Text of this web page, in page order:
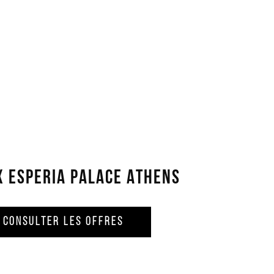
ESPERIA PALACE ATHENS
CONSULTER LES OFFRES